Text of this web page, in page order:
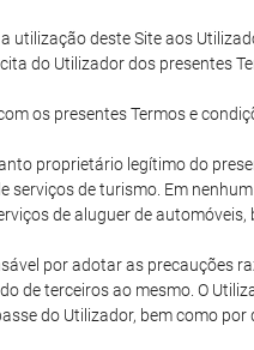
utilização deste Site aos
do Utilizador dos presentes
os presentes Termos e
proprietário legítimo do
serviços de turismo. Em
de aluguer de
por adotar as precauções
de terceiros ao mesmo. O
do Utilizador, bem como